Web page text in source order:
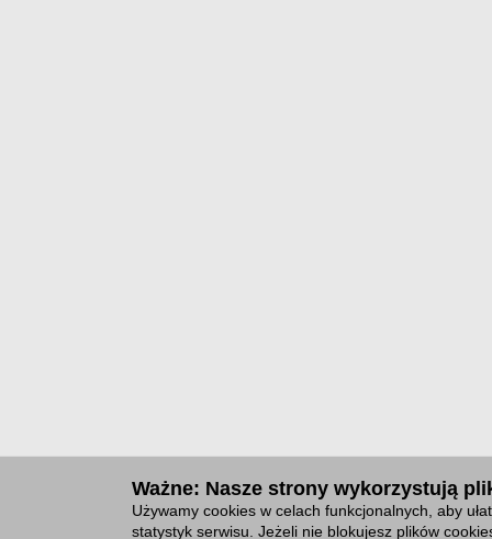
Ważne: Nasze strony wykorzystują
Używamy cookies w celach funkcjonalnych, aby
statystyk serwisu. Jeżeli nie blokujesz plików